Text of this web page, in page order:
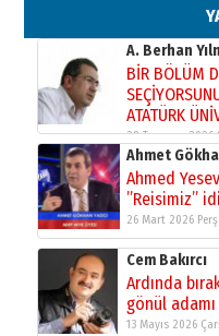
A. Berhan
BİR BÖLÜM
ATATÜRK
28 Temmuz 2026
Ahmet
Ahmed
”Reisimiz”
26 Mart 2026
Cem Bakırcı
Ardında
gönül adamı
13 Mayıs 2026
Esat